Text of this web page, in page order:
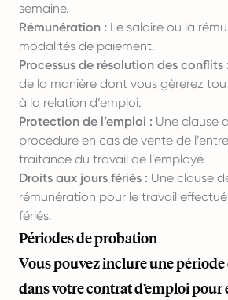
semaine.
Rémunération : Le salaire ou la
modalités de paiement.
Processus de résolution des conflits :
de la manière dont vous gèrerez
à la relation d’emploi.
Protection de l’emploi : Une clause
procédure en cas de vente de
traitance du travail de l’employé.
Droits aux jours fériés : Une clause
rémunération pour le travail
fériés.
Périodes de probation
Vous pouvez inclure une
dans votre contrat d’emploi pour